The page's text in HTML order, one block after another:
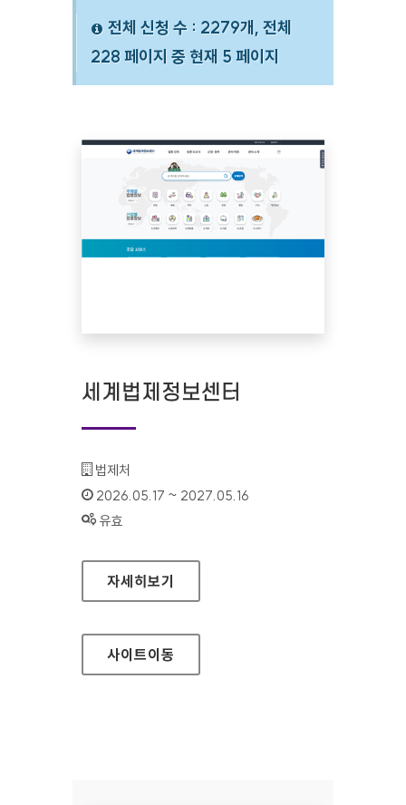
전체 신청 수 : 2279개, 전체
228 페이지 중 현재 5 페이지
세계법제정보센터
기관명 :
법제처
인증기간 :
2026.05.17 ~ 2027.05.16
상태 :
유효
세계법제정보센터
자세히보기
사이트이동